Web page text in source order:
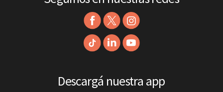
Descargá nuestra app